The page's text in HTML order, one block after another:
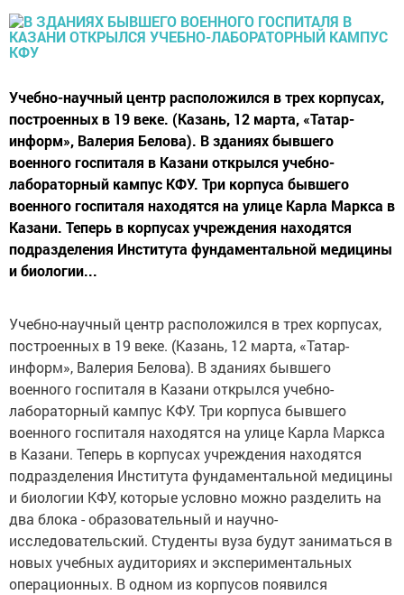
Учебно-научный центр расположился в трех корпусах,
построенных в 19 веке. (Казань, 12 марта, «Татар-
информ», Валерия Белова). В зданиях бывшего
военного госпиталя в Казани открылся учебно-
лабораторный кампус КФУ. Три корпуса бывшего
военного госпиталя находятся на улице Карла Маркса в
Казани. Теперь в корпусах учреждения находятся
подразделения Института фундаментальной медицины
и биологии...
Учебно-научный центр расположился в трех корпусах,
построенных в 19 веке. (Казань, 12 марта, «Татар-
информ», Валерия Белова). В зданиях бывшего
военного госпиталя в Казани открылся учебно-
лабораторный кампус КФУ. Три корпуса бывшего
военного госпиталя находятся на улице Карла Маркса
в Казани. Теперь в корпусах учреждения находятся
подразделения Института фундаментальной медицины
и биологии КФУ, которые условно можно разделить на
два блока - образовательный и научно-
исследовательский. Студенты вуза будут заниматься в
новых учебных аудиториях и экспериментальных
операционных. В одном из корпусов появился